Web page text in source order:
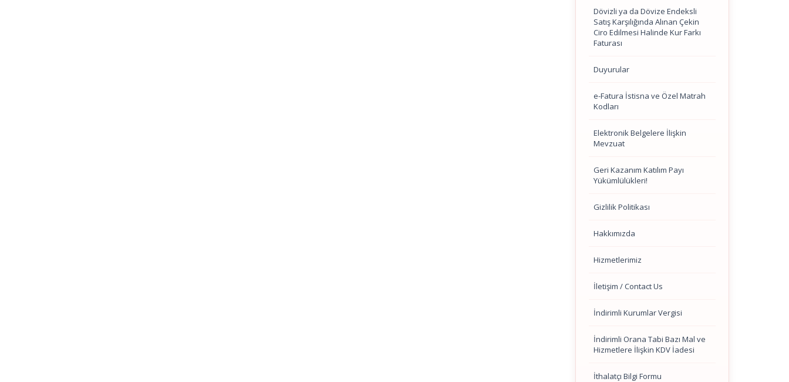
Dövizli ya da Dövize Endeksli
Satış Karşılığında Alınan Çekin
Ciro Edilmesi Halinde Kur Farkı
Faturası
Duyurular
e-Fatura İstisna ve Özel Matrah
Kodları
Elektronik Belgelere İlişkin
Mevzuat
Geri Kazanım Katılım Payı
Yükümlülükleri!
Gizlilik Politikası
Hakkımızda
Hizmetlerimiz
İletişim / Contact Us
İndirimli Kurumlar Vergisi
İndirimli Orana Tabi Bazı Mal ve
Hizmetlere İlişkin KDV İadesi
İthalatçı Bilgi Formu